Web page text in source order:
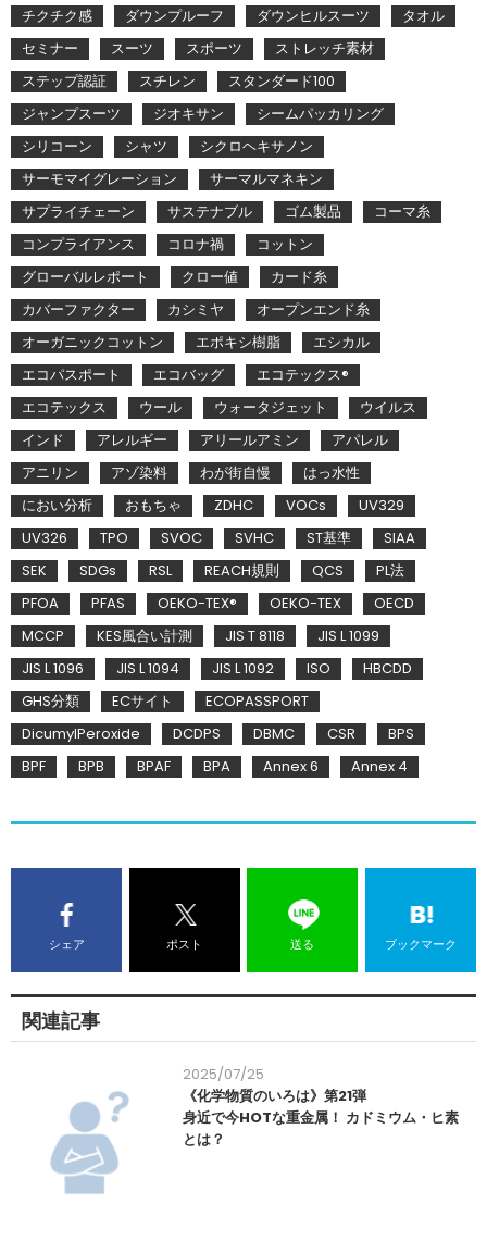
チクチク感 ダウンプルーフ ダウンヒルスーツ
タオル
セミナー
スーツ スポーツ
ストレッチ素材
ステップ認証
スチレン
スタンダード100
ジャンプスーツ
ジオキサン
シームパッカリング
シリコーン
シャツ
シクロヘキサノン
サーモマイグレーション
サーマルマネキン
サプライチェーン
サステナブル ゴム製品
コーマ糸
コンプライアンス
コロナ禍
コットン
グローバルレポート
クロー値
カード糸
カバーファクター
カシミヤ
オープンエンド糸
オーガニックコットン
エポキシ樹脂
エシカル
エコパスポート
エコバッグ
エコテックス®
エコテックス
ウール ウォータジェット
ウイルス
インド
アレルギー アリールアミン
アパレル
アニリン
アゾ染料 わが街自慢
はっ水性
におい分析
おもちゃ ZDHC VOCs
UV329
UV326
TPO SVOC SVHC ST基準
SIAA
SEK
SDGs RSL REACH規則 QCS
PL法
PFOA
PFAS OEKO-TEX® OEKO-TEX
OECD
MCCP
KES風合い計測 JIS T 8118
JIS L 1099
JIS L 1096
JIS L 1094 JIS L 1092 ISO
HBCDD
GHS分類
ECサイト
ECOPASSPORT
DicumylPeroxide
DCDPS DBMC CSR
BPS
BPF
BPB BPAF BPA Annex 6 Annex 4
シェア ポスト 送る ブックマーク
関連記事
2025/07/25
《化学物質のいろは》第21弾
身近で今HOTな重金属！ カドミウム・ヒ素
とは？